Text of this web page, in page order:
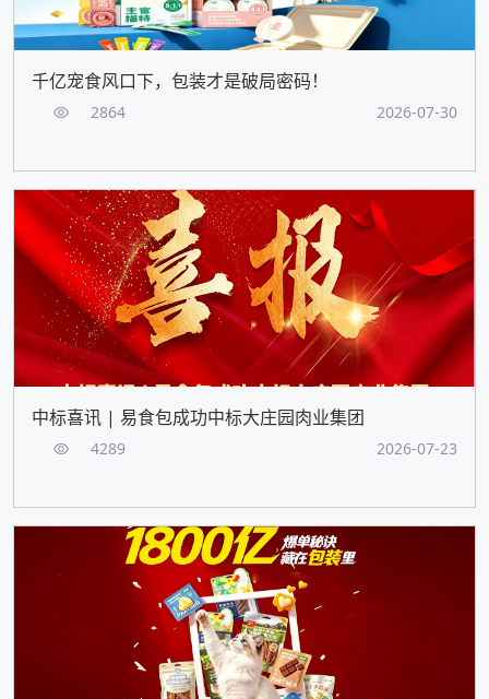
千亿宠食风口下，包装才是破局密码！
2864 2026-07-30
中标喜讯 | 易食包成功中标大庄园肉业集团
4289 2026-07-23